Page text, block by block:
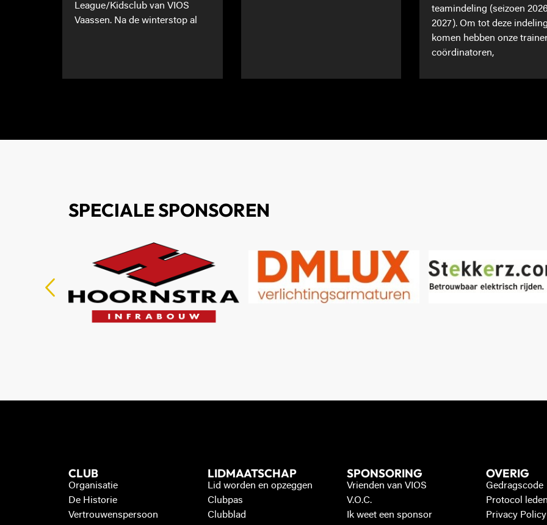
League/Kidsclub van VIOS
Vaassen. Na de winterstop al
teamindeling (seizoen
2027). Om tot deze
komen hebben onze
coördinatoren,
SPECIALE SPONSOREN
CLUB
Organisatie
De Historie
Vertrouwenspersoon
LIDMAATSCHAP
Lid worden en opzeggen
Clubpas
Clubblad
SPONSORING
Vrienden van VIOS
V.O.C.
Ik weet een sponsor
OVERIG
Gedragscode
Protocol
Privacy Policy